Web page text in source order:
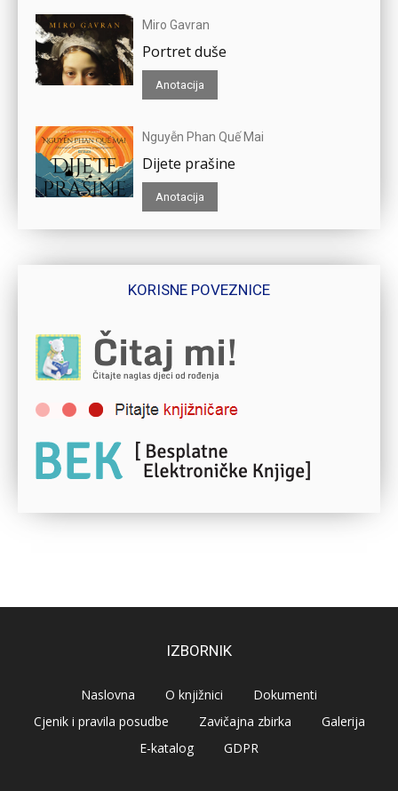
Miro Gavran
Portret duše
Anotacija
Nguyễn Phan Quế Mai
Dijete prašine
Anotacija
KORISNE POVEZNICE
IZBORNIK
Naslovna O knjižnici
Dokumenti
Cjenik i pravila posudbe
Zavičajna zbirka
Galerija
E-katalog
GDPR